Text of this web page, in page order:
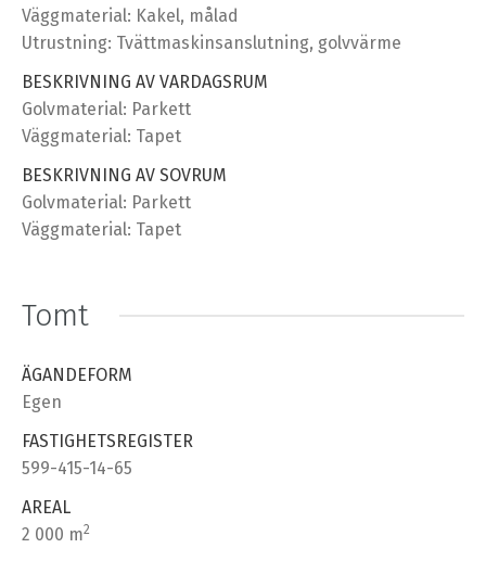
Väggmaterial: Kakel, målad
Utrustning: Tvättmaskinsanslutning, golvvärme
BESKRIVNING AV VARDAGSRUM
Golvmaterial: Parkett
Väggmaterial: Tapet
BESKRIVNING AV SOVRUM
Golvmaterial: Parkett
Väggmaterial: Tapet
Tomt
ÄGANDEFORM
Egen
FASTIGHETSREGISTER
599-415-14-65
AREAL
2 000 m2